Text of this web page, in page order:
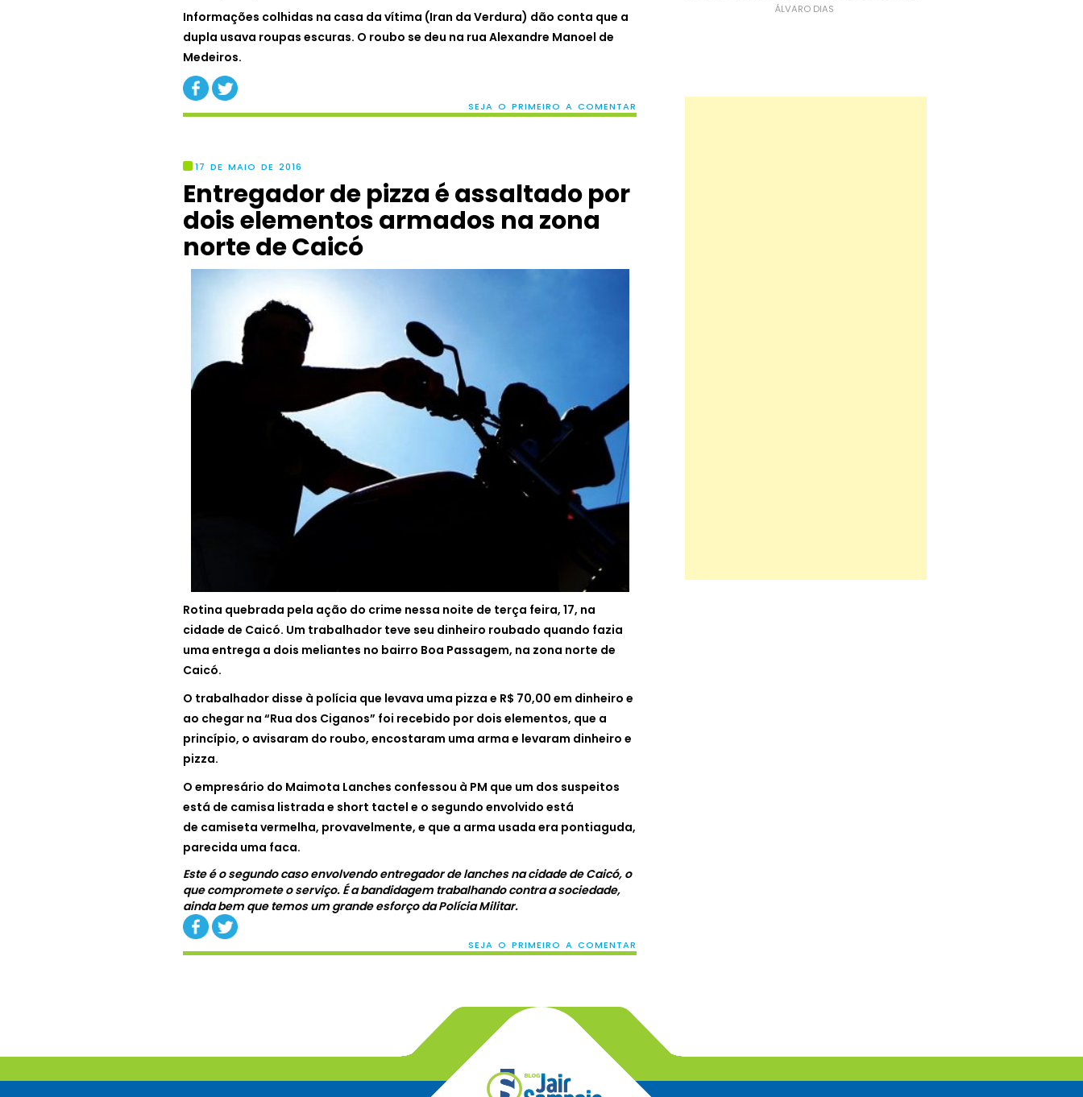
Informações colhidas na casa da vítima (Iran da Verdura) dão conta que a
dupla usava roupas escuras. O roubo se deu na rua Alexandre Manoel de
Medeiros.
SEJA O PRIMEIRO A COMENTAR
17 DE MAIO DE 2016
Entregador de pizza é assaltado por
dois elementos armados na zona
norte de Caicó
Rotina quebrada pela ação do crime nessa noite de terça feira, 17, na
cidade de Caicó. Um trabalhador teve seu dinheiro roubado quando fazia
uma entrega a dois meliantes no bairro Boa Passagem, na zona norte de
Caicó.
O trabalhador disse à polícia que levava uma pizza e R$ 70,00 em dinheiro e
ao chegar na “Rua dos Ciganos” foi recebido por dois elementos, que a
princípio, o avisaram do roubo, encostaram uma arma e levaram dinheiro e
pizza.
O empresário do Maimota Lanches confessou à PM que um dos suspeitos
está de camisa listrada e short tactel e o segundo envolvido está
de camiseta vermelha, provavelmente, e que a arma usada era pontiaguda,
parecida uma faca.
Este é o segundo caso envolvendo entregador de lanches na cidade de Caicó, o
que compromete o serviço. É a bandidagem trabalhando contra a sociedade,
ainda bem que temos um grande esforço da Polícia Militar.
SEJA O PRIMEIRO A COMENTAR
ÁLVARO DIAS